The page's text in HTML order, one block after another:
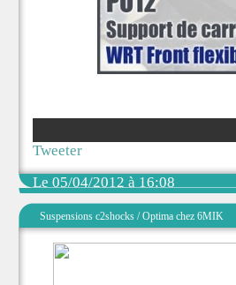
Tweeter
Le 05/04/2012 à 16:08
Suspensions c2shocks / Optima chez 6MIK